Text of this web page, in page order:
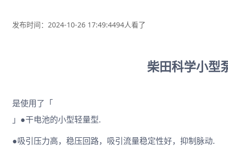
发布时间：2024-10-26 17:49:4494人看了
柴田科学小型
是使用了「
」●干电池的小型轻量型.
●吸引压力高，稳压回路，吸引流量稳定性好，抑制脉动.